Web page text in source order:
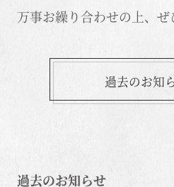
万事お繰り合わせの上、ぜ
過去のお知
過去のお知らせ